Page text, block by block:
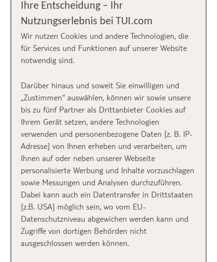
Inhalt
Beste deutsche Campingplätze mit Hund
Alexas_Fotos
Die ultimative Top-
100-Rangliste der
Ihre Entscheidung – Ihr
Nutzungserlebnis bei TUI.com
Wir nutzen Cookies und andere Technologien, die
für Services und Funktionen auf unserer Website
notwendig sind.
Darüber hinaus und soweit Sie einwilligen und
„Zustimmen“ auswählen, können wir sowie unsere
bis zu fünf Partner als Drittanbieter Cookies auf
Ihrem Gerät setzen, andere Technologien
verwenden und personenbezogene Daten [z. B. IP-
Adresse] von Ihnen erheben und verarbeiten, um
Ihnen auf oder neben unserer Webseite
personalisierte Werbung und Inhalte vorzuschlagen
sowie Messungen und Analysen durchzuführen.
Dabei kann auch ein Datentransfer in Drittstaaten
[z.B. USA] möglich sein, wo vom EU-
Datenschutzniveau abgewichen werden kann und
Zugriffe von dortigen Behörden nicht
ausgeschlossen werden können.